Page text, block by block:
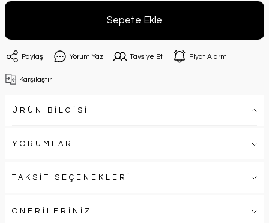
Sepete Ekle
Paylaş Yorum Yaz Tavsiye Et Fiyat Alarmı
Karşılaştır
ÜRÜN BİLGİSİ
YORUMLAR
TAKSİT SEÇENEKLERİ
ÖNERİLERİNİZ